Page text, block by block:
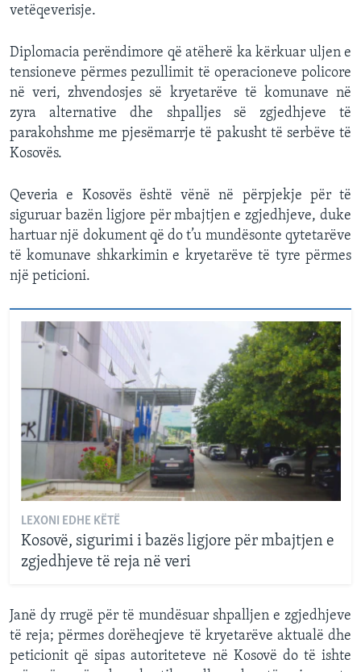
vetëqeverisje.
Diplomacia perëndimore që atëherë ka kërkuar uljen e
tensioneve përmes pezullimit të operacioneve policore
në veri, zhvendosjes së kryetarëve të komunave në
zyra alternative dhe shpalljes së zgjedhjeve të
parakohshme me pjesëmarrje të pakusht të serbëve të
Kosovës.
Qeveria e Kosovës është vënë në përpjekje për të
siguruar bazën ligjore për mbajtjen e zgjedhjeve, duke
hartuar një dokument që do t’u mundësonte qytetarëve
të komunave shkarkimin e kryetarëve të tyre përmes
një peticioni.
LEXONI EDHE KËTË
Kosovë, sigurimi i bazës ligjore për mbajtjen e
zgjedhjeve të reja në veri
Janë dy rrugë për të mundësuar shpalljen e zgjedhjeve
të reja; përmes dorëheqjeve të kryetarëve aktualë dhe
peticionit që sipas autoriteteve në Kosovë do të ishte